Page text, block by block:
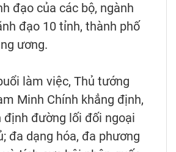
đạo của các bộ, ngành
đạo 10 tỉnh, thành phố
ương.
làm việc, Thủ tướng
Minh Chính khẳng định,
đường lối đối ngoại
đa dạng hóa, đa phương